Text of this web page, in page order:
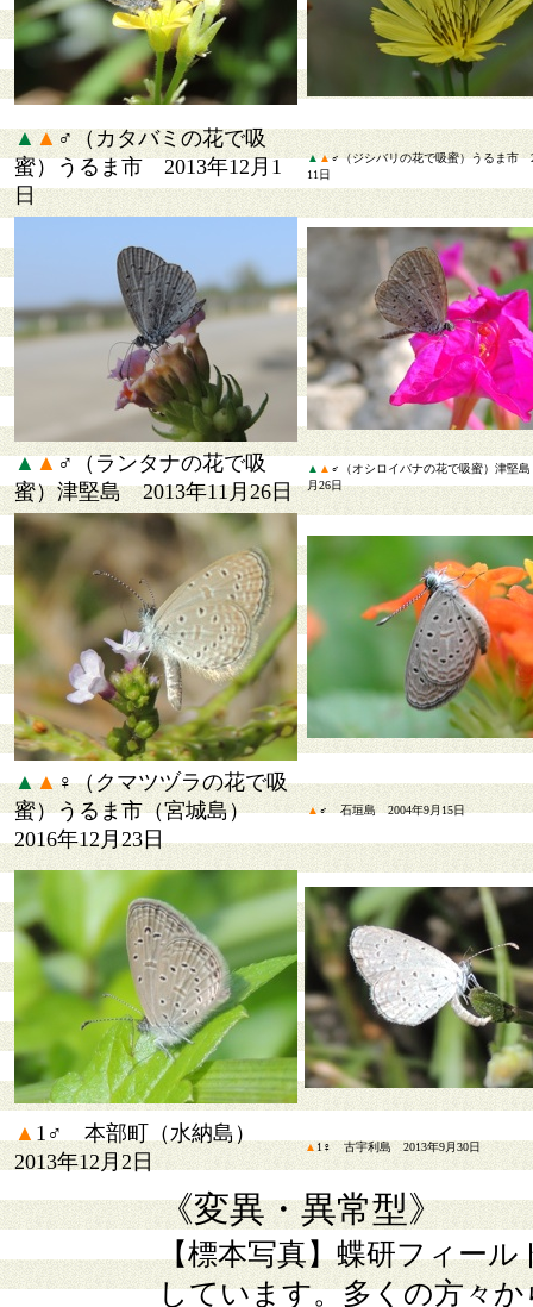
▲ ▲ ♂（カタバミの花で吸
蜜）うるま市 2013年12月1
日
▲▲♂（ジシバリの花で吸蜜）うるま市
11日
▲▲♂（ランタナの花で吸
蜜）津堅島 2013年11月26日
▲ ▲ ♂（オシロイバナの花で吸蜜）津堅
月26日
▲▲♀（クマツヅラの花で吸
蜜）うるま市（宮城島）
2016年12月23日
▲ ♂ 石垣島 2004年9月15日
▲ 1♂ 本部町（水納島）
2013年12月2日
▲ 1♀ 古宇利島 2013年9月30日
《変異・異常型》
【標本写真】蝶研フィール
しています。多くの方々